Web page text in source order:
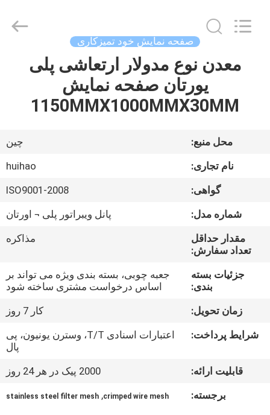
خونه
محصولات
درباره
کارخانه
کنترل
کیفیت
تماس
Hardware
صفحه نمایش خود تمیزکاری
معدن نوع مدولار ارتعاشی پلی
یورتان صفحه نمایش
1150MMX1000MMX30MM
محل منبع:
چین
نام تجاری:
huihao
گواهی:
ISO9001-2008
شماره مدل:
پانل ویبراتور پلی ¬ اورتان
مقدار حداقل
تعداد سفارش:
مذاکره
جزئیات بسته
بندی:
جعبه چوبی، بسته بندی ویژه می تواند بر
اساس درخواست مشتری ساخته شود
زمان تحویل:
کار 7 روز
شرایط پرداخت:
اعتبارات اسنادی T/T، وسترن یونیون، پی
پال
قابلیت ارائه:
2000 پیک در هر 24 روز
برجسته:
crimped wire mesh
,
stainless steel filter mesh